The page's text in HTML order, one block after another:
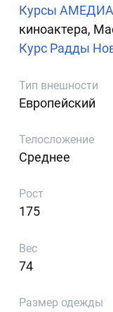
Курсы АМЕДИА
киноактера,
Курс Радды
Тип внешности
Европейский
Телосложение
Среднее
Рост
175
Вес
74
Размер одежды